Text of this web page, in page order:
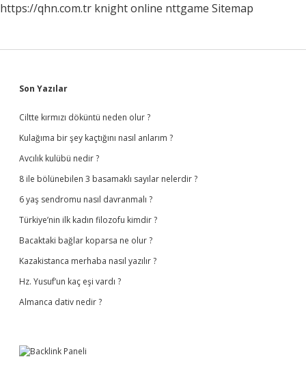
https://qhn.com.tr knight online nttgame Sitemap
Sidebar
Son Yazılar
Ciltte kırmızı döküntü neden olur ?
Kulağıma bir şey kaçtığını nasıl anlarım ?
Avcılık kulübü nedir ?
8 ile bölünebilen 3 basamaklı sayılar nelerdir ?
6 yaş sendromu nasıl davranmalı ?
Türkiye’nin ilk kadın filozofu kimdir ?
Bacaktaki bağlar koparsa ne olur ?
Kazakistanca merhaba nasıl yazılır ?
Hz. Yusuf’un kaç eşi vardı ?
Almanca dativ nedir ?